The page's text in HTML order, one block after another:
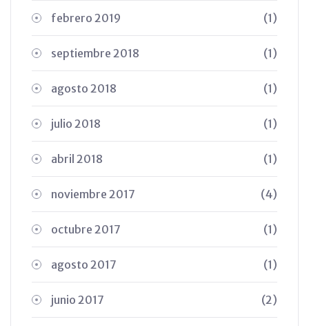
febrero 2019 (1)
septiembre 2018 (1)
agosto 2018 (1)
julio 2018 (1)
abril 2018 (1)
noviembre 2017 (4)
octubre 2017 (1)
agosto 2017 (1)
junio 2017 (2)